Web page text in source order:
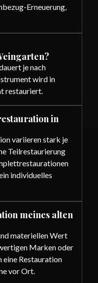
Erneuerung,
je nach
wird in
restauriert.
in
variieren stark je
Teilrestaurierung
individuelles
meines alten
materiellen Wert
Marken oder
eine Restauration
vor Ort.